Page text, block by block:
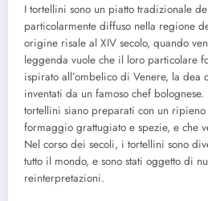
I tortellini sono un piatto tradizionale
particolarmente diffuso nella regione
origine risale al XIV secolo, quando
leggenda vuole che il loro particolare
ispirato all’ombelico di Venere, la dea
inventati da un famoso chef
tortellini siano preparati con un
formaggio grattugiato e spezie, e che
Nel corso dei secoli, i tortellini sono
tutto il mondo, e sono stati oggetto di
reinterpretazioni.